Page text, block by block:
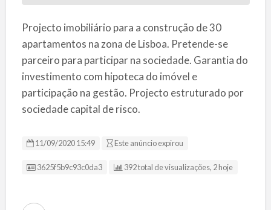
Projecto imobiliário para a construção de 30
apartamentos na zona de Lisboa. Pretende-se
parceiro para participar na sociedade. Garantia do
investimento com hipoteca do imóvel e
participação na gestão. Projecto estruturado por
sociedade capital de risco.
11/09/2020 15:49 Este anúncio expirou
ID da Listagem
3625f5b9c93c0da3 392 total de visualizações, 2 hoje